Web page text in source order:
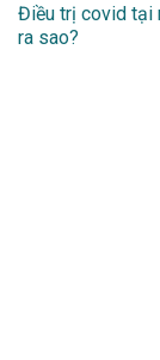
Điều trị covid tại
ra sao?